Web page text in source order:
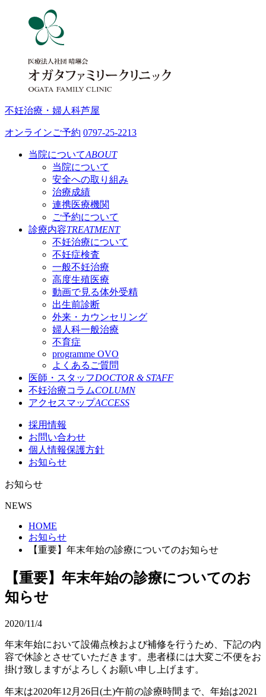
不妊治療・婦人科芦屋
オンラインご予約 0797-25-2213
当院についてABOUT
当院について
安全への取り組み
治療成績
連携医療機関
ご予約について
診療内容TREATMENT
不妊治療について
不妊症検査
一般不妊治療
高度生殖医療
動画で見る体外受精
出生前診断
外来・カウンセリング
婦人科一般治療
不育症
programme OVO
よくあるご質問
医師・スタッフDOCTOR & STAFF
不妊治療コラムCOLUMN
アクセスマップACCESS
採用情報
お問い合わせ
個人情報保護方針
お知らせ
お知らせ
NEWS
HOME
お知らせ
【重要】年末年始の診療についてのお知らせ
【重要】年末年始の診療についてのお
知らせ
2020/11/4
年末年始において設備点検および補修を行うため、下記の内
容で休診とさせていただきます。患者様には大変ご不便をお
掛け致しますがよろしくお願い申し上げます。
年末は2020年12月26日(土)午前の診療時間まで、年始は2021